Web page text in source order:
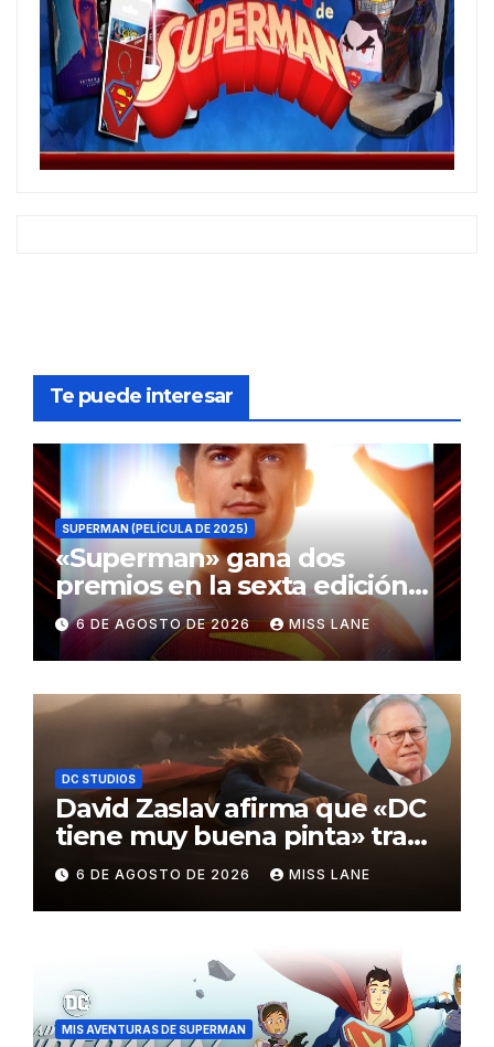
Te puede interesar
SUPERMAN (PELÍCULA DE 2025)
«Superman» gana dos
premios en la sexta edición
de los Critics Choice Super
Awards
6 DE AGOSTO DE 2026 MISS LANE
DC STUDIOS
David Zaslav afirma que «DC
tiene muy buena pinta» tras
el fracaso de «Supergirl»
6 DE AGOSTO DE 2026 MISS LANE
MIS AVENTURAS DE SUPERMAN